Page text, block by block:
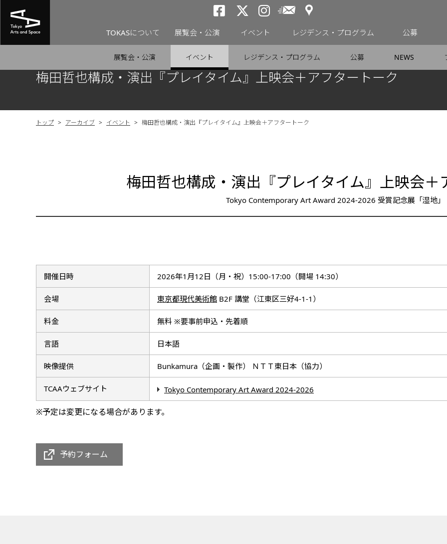
トーキョーアーツアンドス
トーキョーアーツアンド
トーキョーアーツア
メールニュース
アクセス
TOKASについて 展覧会・公演 イベント レジデンス・プログラム 公募
展覧会・公演 イベント レジデンス・プログラム 公募 NEWS
梅田哲也構成・演出『プレイタイム』上映会＋アフタートーク
トップ > アーカイブ > イベント > 梅田哲也構成・演出『プレイタイム』上映会＋アフタートーク
梅田哲也構成・演出『プレイタイム』上映会＋
Tokyo Contemporary Art Award 2024-2026 受賞記念展「湿地」
開催日時 2026年1月12日（月・祝）15:00-17:00（開場 14:30）
会場 東京都現代美術館 B2F 講堂（江東区三好4-1-1）
料金 無料 ※要事前申込・先着順
言語 日本語
映像提供 Bunkamura（企画・製作） ＮＴＴ東日本（協力）
TCAAウェブサイト Tokyo Contemporary Art Award 2024-2026
※予定は変更になる場合があります。
予約フォーム